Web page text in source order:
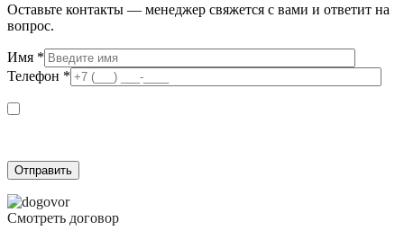
Оставьте контакты — менеджер свяжется с вами и ответит на
вопрос.
Имя *
Телефон *
Смотреть договор